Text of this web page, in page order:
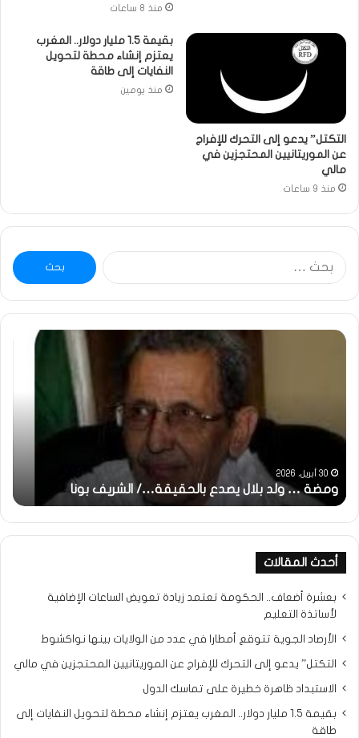
منذ 8 ساعات
التكتل” يدعو إلى التحرك للإفراج
عن الموريتانيين المحتجزين في
مالي
منذ 9 ساعات
بقيمة 1.5 مليار دولار.. المغرب
يعتزم إنشاء محطة لتحويل
النفايات إلى طاقة
منذ يومين
البحث
عن:
ومضة
بالحقيقة…/
الشريف
30 أبريل، 2026
ومضة … ولد بلال يصدع بالحقيقة…/ الشريف بونا
أحدث المقالات
بعشرة أضعاف.. الحكومة تعتمد زيادة تعويض الساعات الإضافية
لأساتذة التعليم
الأرصاد الجوية تتوقع أمطارا في عدد من الولايات بينها نواكشوط
التكتل” يدعو إلى التحرك للإفراج عن الموريتانيين المحتجزين في مالي
الاستبداد ظاهرة خطيرة على تماسك الدول
بقيمة 1.5 مليار دولار.. المغرب يعتزم إنشاء محطة لتحويل النفايات إلى
طاقة